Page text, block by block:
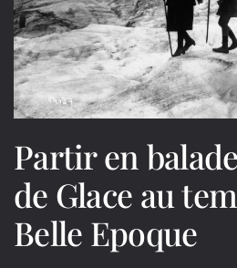
Partir en
de Glace au
Belle Epoque